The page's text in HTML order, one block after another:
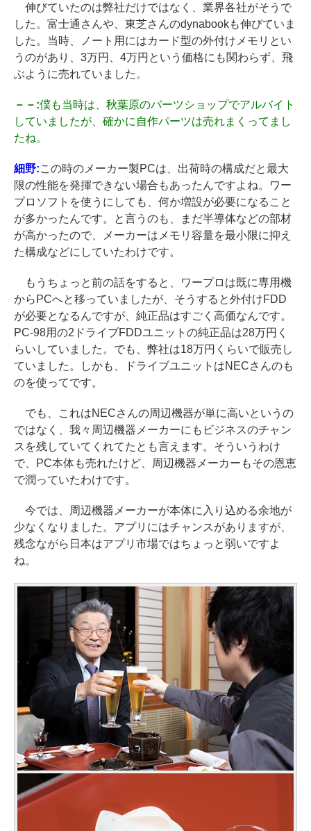
伸びていたのは弊社だけではなく、業界各社がそうで
した。富士通さんや、東芝さんのdynabookも伸びていま
した。当時、ノート用にはカード型の外付けメモリとい
うのがあり、3万円、4万円という価格にも関わらず、飛
ぶように売れていました。
－－:僕も当時は、秋葉原のパーツショップでアルバイト
していましたが、確かに自作パーツは売れまくってまし
たね。
細野:この時のメーカー製PCは、出荷時の構成だと最大
限の性能を発揮できない場合もあったんですよね。ワー
プロソフトを使うにしても、何か増設が必要になること
が多かったんです。と言うのも、まだ半導体などの部材
が高かったので、メーカーはメモリ容量を最小限に抑え
た構成などにしていたわけです。
もうちょっと前の話をすると、ワープロは既に専用機
からPCへと移っていましたが、そうすると外付けFDD
が必要となるんですが、純正品はすごく高価なんです。
PC-98用の2ドライブFDDユニットの純正品は28万円く
らいしていました。でも、弊社は18万円くらいで販売し
ていました。しかも、ドライブユニットはNECさんのも
のを使ってです。
でも、これはNECさんの周辺機器が単に高いというの
ではなく、我々周辺機器メーカーにもビジネスのチャン
スを残していてくれてたとも言えます。そういうわけ
で、PC本体も売れたけど、周辺機器メーカーもその恩恵
で潤っていたわけです。
今では、周辺機器メーカーが本体に入り込める余地が
少なくなりました。アプリにはチャンスがありますが、
残念ながら日本はアプリ市場ではちょっと弱いですよ
ね。